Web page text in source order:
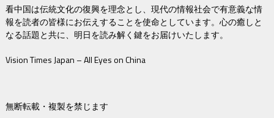
看中国は伝統文化の復興を理念とし、現代の情報社会で有意義な情
報を読者の皆様にお伝えすることを使命としています。心の癒しと
なる話題と共に、明日を読み解く鍵をお届けいたします。
Vision Times Japan – All Eyes on China
無断転載・複製を禁じます